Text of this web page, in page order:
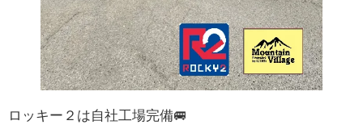
ロッキー２は自社工場完備🚐